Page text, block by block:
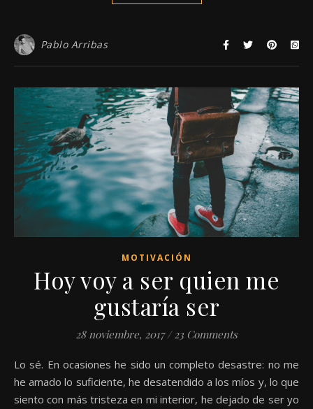
Pablo Arribas
MOTIVACIÓN
Hoy voy a ser quien me
gustaría ser
28 noviembre, 2017 / 23 Comments
Lo sé. En ocasiones he sido un completo desastre: no me
he amado lo suficiente, he desatendido a los míos y, lo que
siento con más tristeza en mi interior, he dejado de ser yo